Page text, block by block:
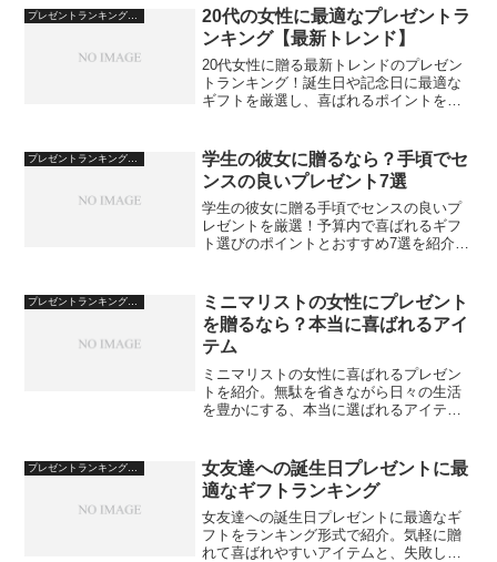
20代の女性に最適なプレゼントラ
ンキング【最新トレンド】
20代女性に贈る最新トレンドのプレゼン
トランキング！誕生日や記念日に最適な
ギフトを厳選し、喜ばれるポイントを解
学生の彼女に贈るなら？手頃でセ
ンスの良いプレゼント7選
学生の彼女に贈る手頃でセンスの良いプ
レゼントを厳選！予算内で喜ばれるギフ
ト選びのポイントとおすすめ7選を紹介し
プレゼントランキング・おすすめ
ミニマリストの女性にプレゼント
を贈るなら？本当に喜ばれるアイ
テム
ミニマリストの女性に喜ばれるプレゼン
トを紹介。無駄を省きながら日々の生活
を豊かにする、本当に選ばれるアイテム
女友達への誕生日プレゼントに最
適なギフトランキング
女友達への誕生日プレゼントに最適なギ
フトをランキング形式で紹介。気軽に贈
れて喜ばれやすいアイテムと、失敗しな